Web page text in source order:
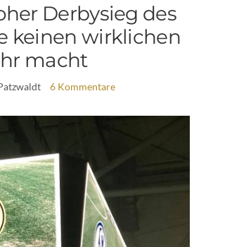
Derbysieg des
keinen wirklichen
macht
6 Kommentare